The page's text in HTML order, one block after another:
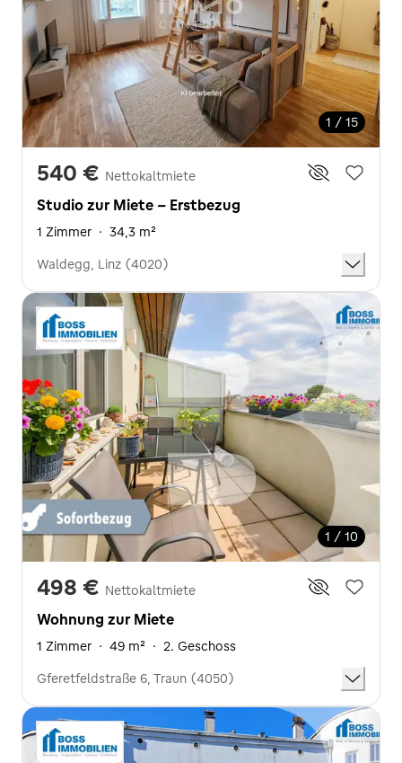
1 / 15
540 € Nettokaltmiete
Studio zur Miete - Erstbezug
1 Zimmer · 34,3 m²
Waldegg, Linz (4020)
1 / 10
498 € Nettokaltmiete
Wohnung zur Miete
1 Zimmer · 49 m² · 2. Geschoss
Gferetfeldstraße 6, Traun (4050)